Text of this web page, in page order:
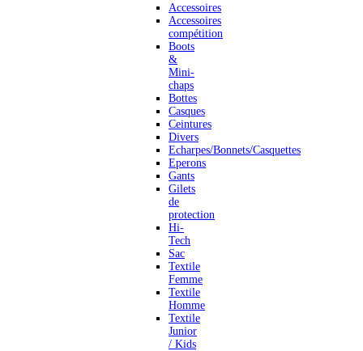
Accessoires
Accessoires
compétition
Boots
&
Mini-
chaps
Bottes
Casques
Ceintures
Divers
Echarpes/Bonnets/Casquettes
Eperons
Gants
Gilets
de
protection
Hi-
Tech
Sac
Textile
Femme
Textile
Homme
Textile
Junior
/ Kids